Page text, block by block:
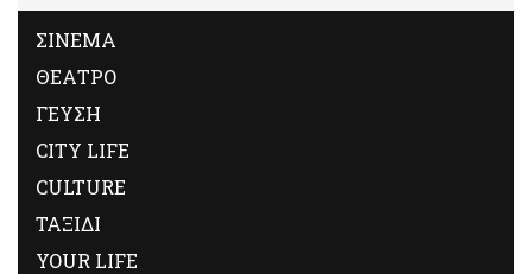
ΣΙΝΕΜΑ
ΘΕΑΤΡΟ
ΓΕΥΣΗ
CITY LIFE
CULTURE
ΤΑΞΙΔΙ
YOUR LIFE